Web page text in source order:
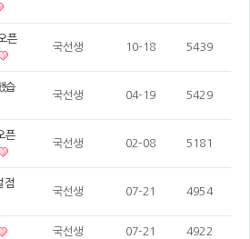
픈
국선생 10-18 5439
습
국선생 04-19 5429
픈
국선생 02-08 5181
점
국선생 07-21 4954
국선생 07-21 4922